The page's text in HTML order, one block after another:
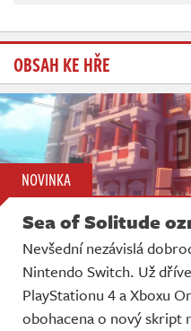
OBSAH KE HŘE
NOVINKA
Sea of Solitude
Nevšední nezávislá
Nintendo Switch. Už
PlayStationu 4 a Xboxu
obohacena o nový skript